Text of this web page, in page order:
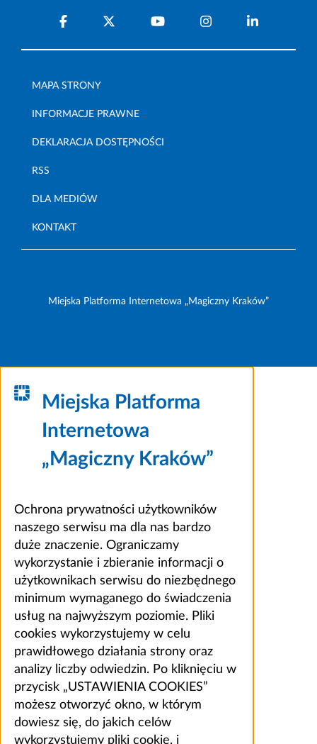
MAPA STRONY
INFORMACJE PRAWNE
DEKLARACJA DOSTĘPNOŚCI
RSS
DLA MEDIÓW
KONTAKT
Miejska Platforma Internetowa „Magiczny Kraków”
Miejska Platforma
Internetowa
„Magiczny Kraków”
Ochrona prywatności użytkowników
naszego serwisu ma dla nas bardzo
duże znaczenie. Ograniczamy
wykorzystanie i zbieranie informacji o
użytkownikach serwisu do niezbędnego
minimum wymaganego do świadczenia
usług na najwyższym poziomie. Pliki
cookies wykorzystujemy w celu
prawidłowego działania strony oraz
analizy liczby odwiedzin. Po kliknięciu w
przycisk „USTAWIENIA COOKIES”
możesz otworzyć okno, w którym
dowiesz się, do jakich celów
wykorzystujemy pliki cookie, i